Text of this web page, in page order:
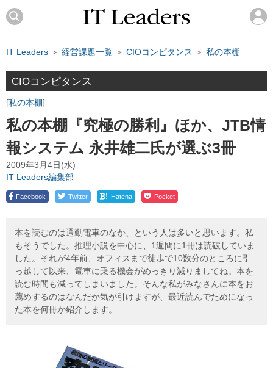
IT Leaders ＞ 経営課題一覧 ＞ CIOコンピタンス ＞ 私の本棚
CIOコンピタンス
私の本棚
私の本棚『究極の勝利』ほか、JTB情
報システム 永井雄二氏が選ぶ3冊
2009年3月4日(水)
IT Leaders編集部
Facebook Twitter ! Hatena Pocket
本を読むのは通勤電車のなか、という人は多いと思います。私
もそうでした。推理小説を中心に、1週間に1冊は読破していま
した。それが4年前、オフィスまで徒歩で10数分のところに引
っ越して以来、電車に乗る機会がめっきり減りましてね。本を
読む時間も減ってしまいました。そんな私がみなさんに本をお
薦めするのはなんだか気が引けますが、最近読んでためになっ
た本を何冊か紹介します。